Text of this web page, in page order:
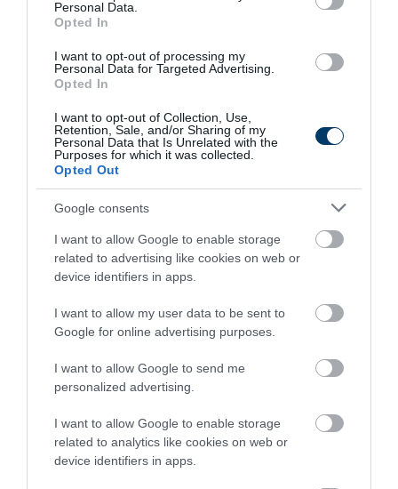
Personal Data.
Opted In
I want to opt-out of processing my
Personal Data for Targeted Advertising.
Opted In
I want to opt-out of Collection, Use,
Retention, Sale, and/or Sharing of my
Personal Data that Is Unrelated with the
Purposes for which it was collected.
Opted Out
Google consents
I want to allow Google to enable storage
related to advertising like cookies on web or
device identifiers in apps.
I want to allow my user data to be sent to
Google for online advertising purposes.
I want to allow Google to send me
personalized advertising.
I want to allow Google to enable storage
related to analytics like cookies on web or
device identifiers in apps.
322 133
2 h 41 min
Stop Eating These 3 Foods That Are Known to
Cause Parasites